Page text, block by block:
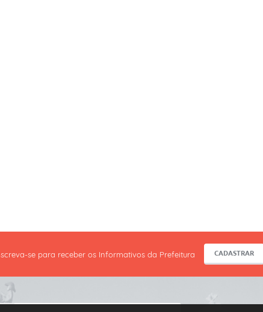
se para receber os Informativos da Prefeitura CADASTRAR